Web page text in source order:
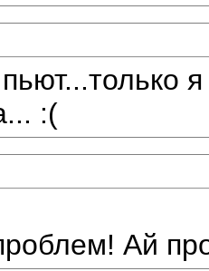
пьют...только
:(
Ай